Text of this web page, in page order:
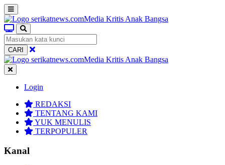
CARI
Login
REDAKSI
TENTANG KAMI
YUK MENULIS
TERPOPULER
Kanal